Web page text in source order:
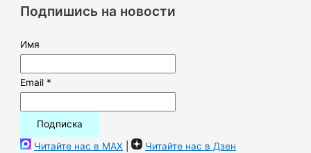
:Подпишись на новости
Имя
Email *
Читайте нас в MAX | Читайте нас в Дзен